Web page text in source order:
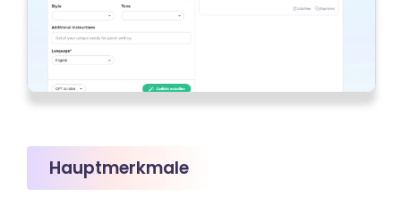
Hauptmerkmale